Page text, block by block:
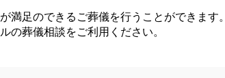
満足のできるご葬儀を行うことができます。
葬儀相談をご利用ください。